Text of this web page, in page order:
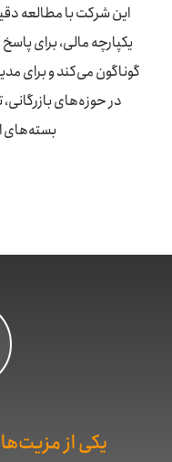
این شرکت با مطالعه
یکپارچه مالی، برای
گوناگون می‌کند و برای
در حوزه‌های
بسته‌های
یکی از